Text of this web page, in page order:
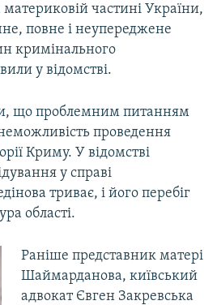
материковій частині України,
повне і неупереджене
кримінального
у відомстві.
що проблемним питанням
проведення
Криму. У відомстві
у справі
триває, і його перебіг
області.
Раніше представник матері
Шаймарданова, київський
адвокат Євген Закревська